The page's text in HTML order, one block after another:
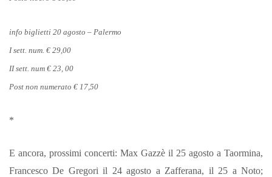
info biglietti 20 agosto – Palermo
I sett. num. € 29,00
II sett. num € 23, 00
Post non numerato € 17,50
*
E ancora, prossimi concerti: Max Gazzè il 25 agosto a Taormina,
Francesco De Gregori il 24 agosto a Zafferana, il 25 a Noto;